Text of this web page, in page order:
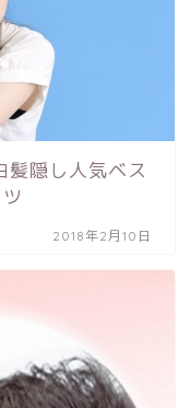
髪隠し人気ベス
2018年2月10日